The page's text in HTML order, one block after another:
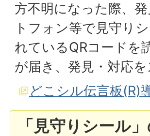
方不明になった際、
トフォン等で見守り
れているQRコードを
が届き、発見・対応
どこシル伝言板(R)
「見守りシール